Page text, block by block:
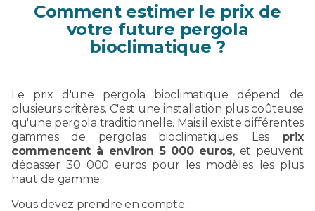
Comment estimer le prix de
votre future pergola
bioclimatique ?
Le prix d'une pergola bioclimatique dépend de
plusieurs critères. C'est une installation plus coûteuse
qu'une pergola traditionnelle. Mais il existe différentes
gammes de pergolas bioclimatiques. Les prix
commencent à environ 5 000 euros, et peuvent
dépasser 30 000 euros pour les modèles les plus
haut de gamme.
Vous devez prendre en compte :